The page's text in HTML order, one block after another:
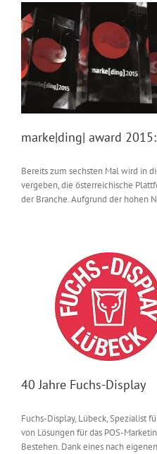
marke|ding| award
Bereits zum sechsten Mal wird in
vergeben, die österreichische
der Branche. Aufgrund der hohen
40 Jahre Fuchs-Display
Fuchs-Display, Lübeck, Spezialist
von Lösungen für das POS-
Bestehen. Dank eines nach